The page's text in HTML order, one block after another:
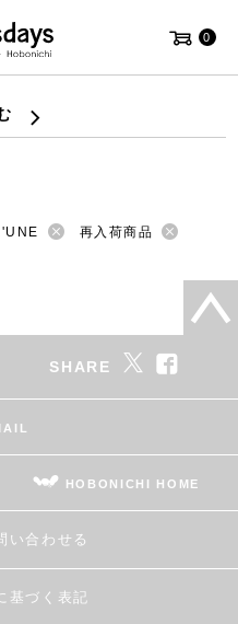
0
再入荷商品
SHARE
HOBONICHI HOME
い合わせる
基づく表記